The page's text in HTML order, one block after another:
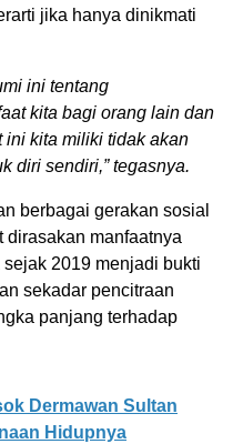
jika hanya dinikmati
ini tentang
kita bagi orang lain dan
ini kita miliki tidak akan
diri sendiri,” tegasnya.
berbagai gerakan sosial
manfaatnya
2019 menjadi bukti
sekadar pencitraan
panjang terhadap
Dermawan Sultan
Hidupnya